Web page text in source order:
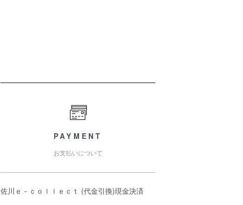
PAYMENT
お支払いについて
佐川ｅ－ｃｏｌｌｅｃｔ (代金引換)現金決済